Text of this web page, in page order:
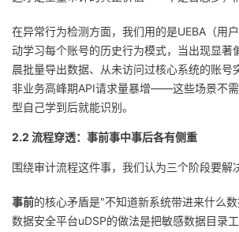
在异常行为检测方面，我们用的是UEBA（用
动学习每个账号的历史行为模式，当出现显著
晨批量导出数据、从未访问过核心系统的账号
非业务高峰期API请求量暴增——这些场景不
型自己学到后就能识别。
2.2 流程穿透：事前事中事后各有侧重
围绕审计流程这件事，我们认为三个阶段要解
事前的核心矛盾是"不知道新系统带进来什么
数据安全平台uDSP的做法是把敏感数据目录